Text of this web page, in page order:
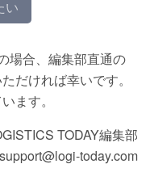
い
場合、編集部直通の
だければ幸いです。
ます。
TODAY編集部
today.com